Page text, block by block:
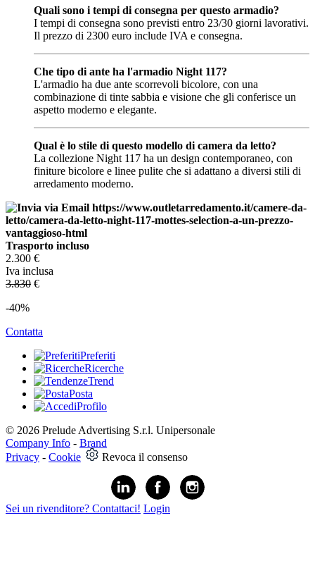
Quali sono i tempi di consegna per questo armadio?
I tempi di consegna sono previsti entro 23/30 giorni lavorativi.
Il prezzo di 2300 euro include IVA e consegna.
Che tipo di ante ha l'armadio Night 117?
L'armadio ha due ante scorrevoli bicolore, con una
combinazione di tinte sabbia e visione che gli conferisce un
aspetto moderno e elegante.
Qual è lo stile di questo modello di camera da letto?
La collezione Night 117 ha un design contemporaneo, con
finiture bicolore e linee pulite che si adattano a diversi stili di
arredamento moderno.
Trasporto incluso
2.300 €
Iva inclusa
3.830 €
-40%
Contatta
Preferiti
Ricerche
Trend
Posta
Profilo
© 2026 Prelude Advertising S.r.l. Unipersonale
Company Info - Brand
Privacy - Cookie Revoca il consenso
Sei un rivenditore? Contattaci! Login